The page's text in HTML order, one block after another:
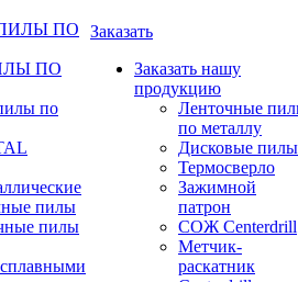
ПО
по
пилы
пилы
Заказать
Заказать нашу
продукцию
Ленточные
по металлу
Дисковые пилы
Термосверло
Зажимной
патрон
СОЖ Centerdrill
Метчик-
раскатник